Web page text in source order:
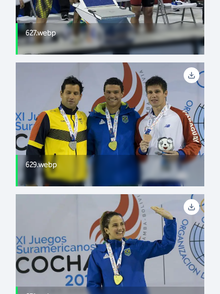
627.webp
629.webp